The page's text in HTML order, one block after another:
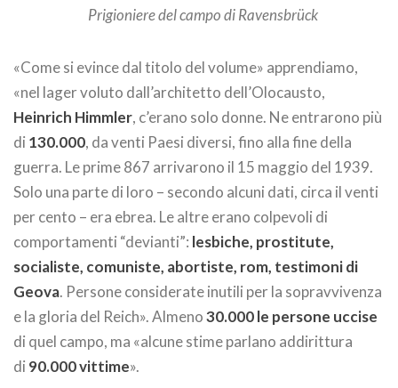
Prigioniere del campo di Ravensbrück
«Come si evince dal titolo del volume» apprendiamo,
«nel lager voluto dall’architetto dell’Olocausto,
Heinrich Himmler, c’erano solo donne. Ne entrarono più
di 130.000, da venti Paesi diversi, fino alla fine della
guerra. Le prime 867 arrivarono il 15 maggio del 1939.
Solo una parte di loro – secondo alcuni dati, circa il venti
per cento – era ebrea. Le altre erano colpevoli di
comportamenti “devianti”: lesbiche, prostitute,
socialiste, comuniste, abortiste, rom, testimoni di
Geova. Persone considerate inutili per la sopravvivenza
e la gloria del Reich». Almeno30.000le persone uccise
di quel campo, ma «alcune stime parlano addirittura
di 90.000 vittime».